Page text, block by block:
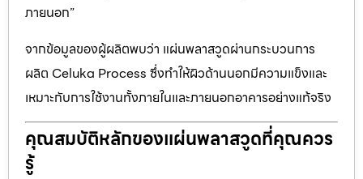
ภายนอก”
จากข้อมูลของผู้ผลิตพบว่า แผ่นพลาสวูดผ่านกระบวนการ
ผลิต Celuka Process ซึ่งทำให้ผิวด้านนอกมีความแข็งและ
เหมาะกับการใช้งานทั้งภายในและภายนอกอาคารอย่างแท้จริง
คุณสมบัติหลักของแผ่นพลาสวูดที่คุณควร
รู้